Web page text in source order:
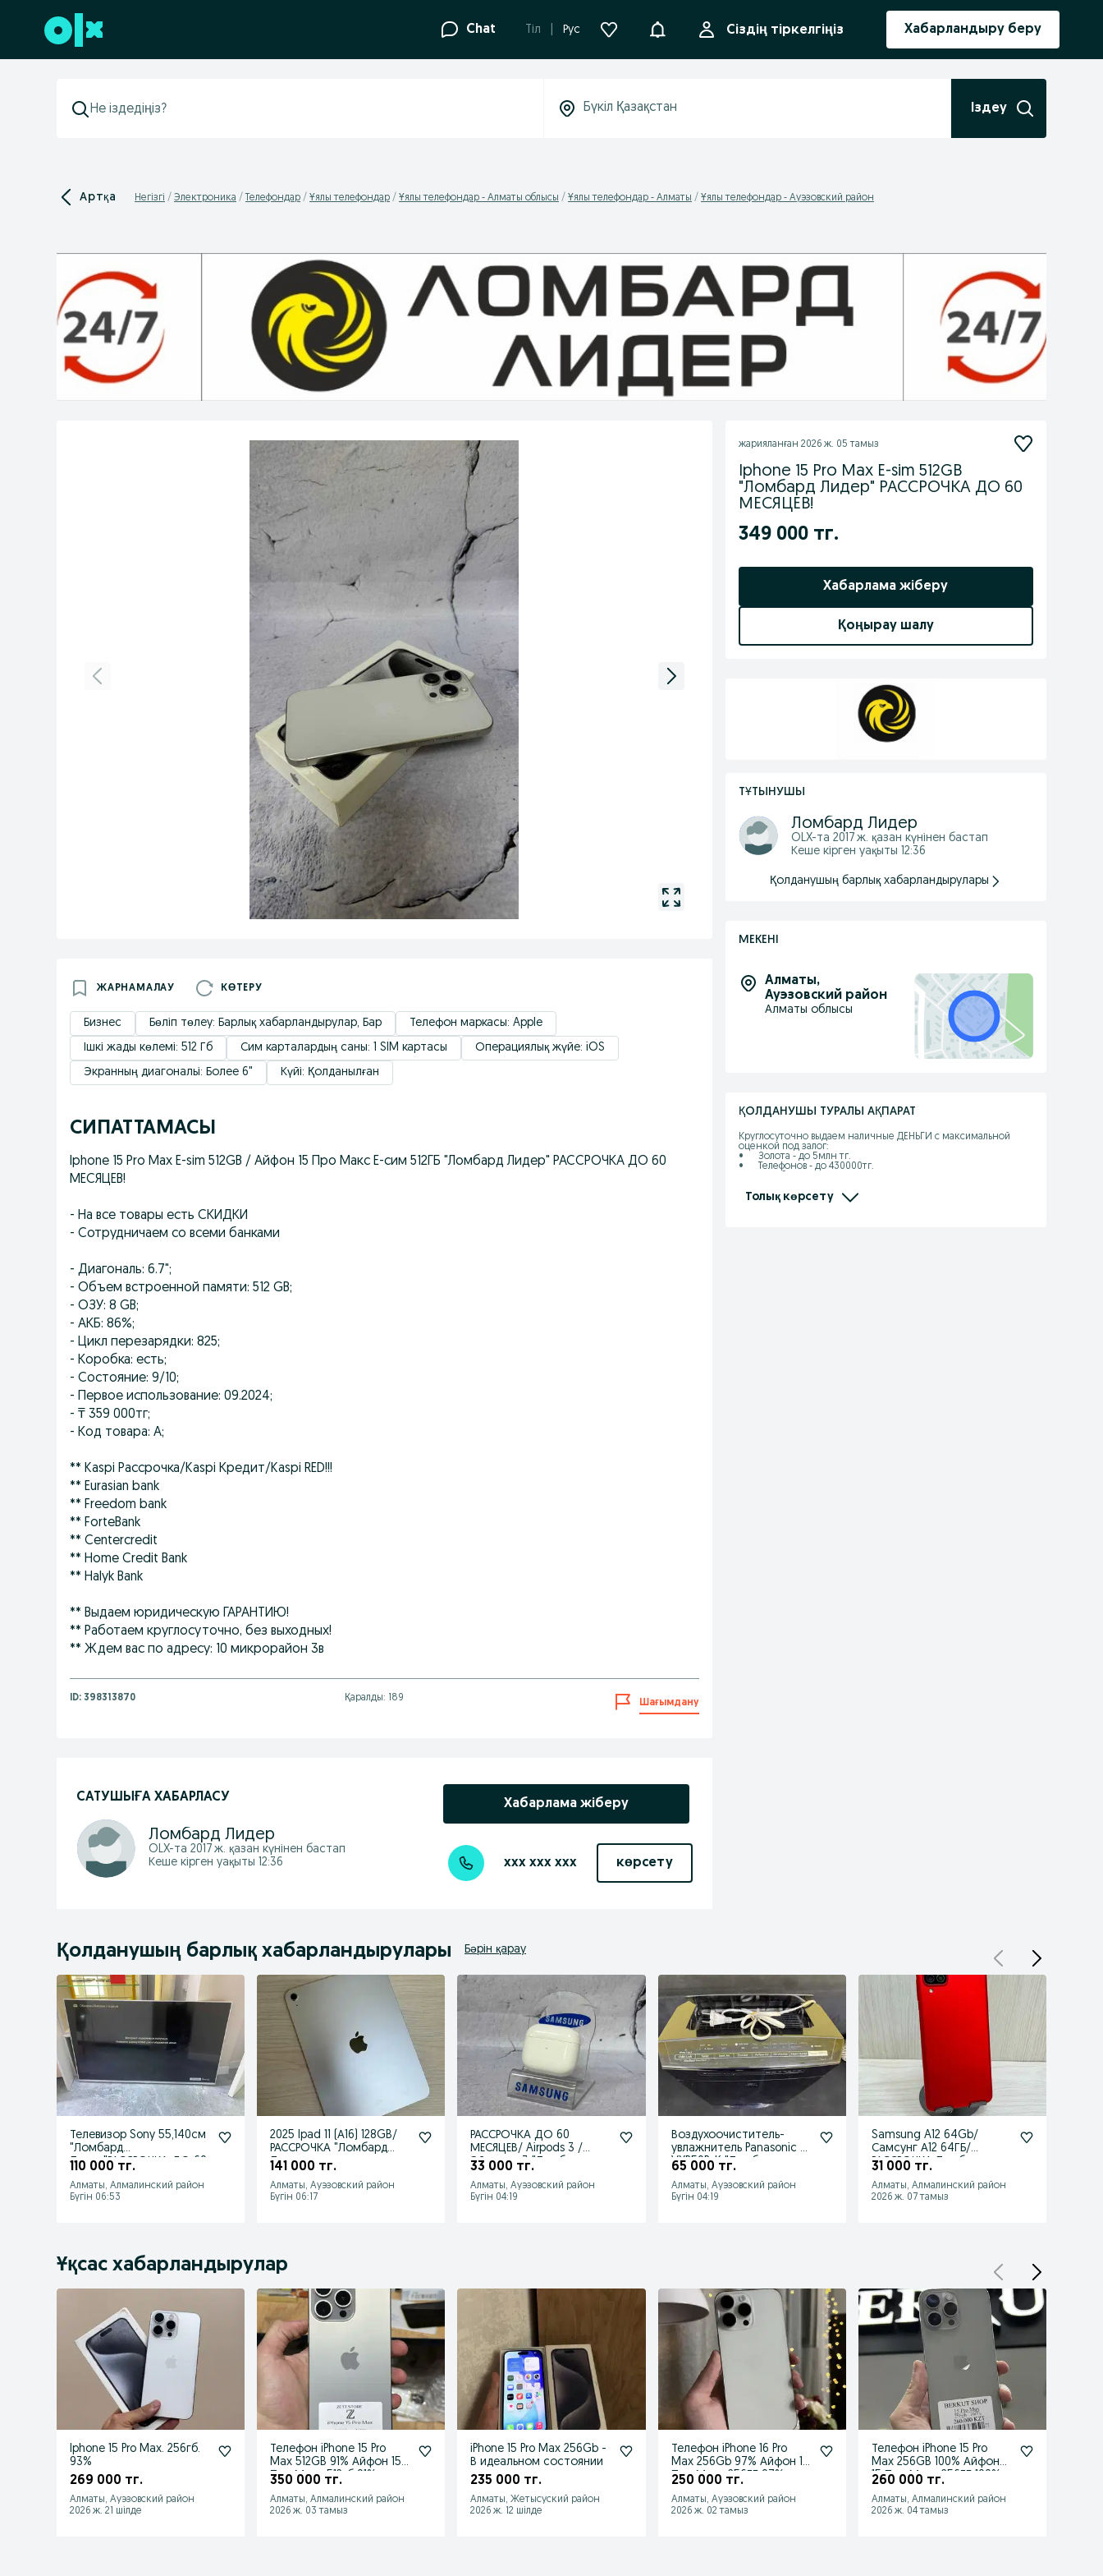
Төменгі деректемеге өту Chat Tіл Рус АқпараттандыруСіздің тіркелгіңіз Хабарландыру беру
Іздеу
Артқа Негізгі Электроника Телефондар Ұялы телефондар Ұялы телефондар - Алматы облысы Ұялы телефондар - Алматы Ұялы телефондар - Ауэзовский район
ЖАРНАМАЛАУ КӨТЕРУ
Бизнес Бөліп төлеу: Барлық хабарландырулар, Бар
Телефон маркасы: Apple
Ішкі жады көлемі: 512 Гб
Сим карталардың саны: 1 SIM картасы
Операциялық жүйе: iOS
Экранның диагональі: Более 6"
Күйі: Қолданылған
СИПАТТАМАСЫ
Iphone 15 Pro Max E-sim 512GB / Айфон 15 Про Макс Е-сим 512ГБ "Ломбард Лидер" РАССРОЧКА ДО 60
МЕСЯЦЕВ!
- На все товары есть СКИДКИ
- Сотрудничаем со всеми банками
- Диагональ: 6.7";
- Объем встроенной памяти: 512 GB;
- ОЗУ: 8 GB;
- АКБ: 86%;
- Цикл перезарядки: 825;
- Коробка: есть;
- Состояние: 9/10;
- Первое использование: 09.2024;
- ₸ 359 000тг;
- Код товара: А;
** Kaspi Рассрочка/Kaspi Кредит/Kaspi RED!!!
** Eurasian bank
** Freedom bank
** ForteBank
** Centercredit
** Home Credit Bank
** Halyk Bank
** Выдаем юридическую ГАРАНТИЮ!
** Работаем круглосуточно, без выходных!
** Ждем вас по адресу: 10 микрорайон 3в
ID: 398313870 Қаралды: 189 Шағымдану
САТУШЫҒА ХАБАРЛАСУ
Ломбард Лидер
OLX-та 2017 ж. қазан күнінен бастап
Кеше кірген уақыты 12:36
Хабарлама жіберу
xxx xxx xxx көрсету
жарияланған 2026 ж. 05 тамыз
Iphone 15 Pro Max E-sim 512GB
"Ломбард Лидер" РАССРОЧКА ДО 60
МЕСЯЦЕВ!
349 000 тг.
Хабарлама жіберу
Қоңырау шалу
ТҰТЫНУШЫ
Ломбард Лидер
OLX-та 2017 ж. қазан күнінен бастап
Кеше кірген уақыты 12:36
Қолданушың барлық хабарландырулары
МЕКЕНІ
Алматы,
Ауэзовский район
Алматы облысы
ҚОЛДАНУШЫ ТУРАЛЫ АҚПАРАТ
Круглосуточно выдаем наличные ДЕНЬГИ с максимальной
оценкой под залог:
•	Золота - до 5млн тг.
•	Телефонов - до 430000тг.
Толық көрсету
Қолданушың барлық хабарландырулары Бәрін қарау
Телевизор Sony 55,140см
"Ломбард
Лидер"РАССРОЧКА ДО 60
110 000 тг.
Алматы, Алмалинский район
Бүгін 06:53
2025 Ipad 11 (А16) 128GB/
РАССРОЧКА "Ломбард
Лидер
141 000 тг.
Алматы, Ауэзовский район
Бүгін 06:17
РАССРОЧКА ДО 60
МЕСЯЦЕВ/ Airpods 3 /
Эйрподс 3 "Ломбард
33 000 тг.
Алматы, Ауэзовский район
Бүгін 04:19
Воздухоочиститель-
увлажнитель Panasonic F-
VXR50R-K "Ломбард
65 000 тг.
Алматы, Ауэзовский район
Бүгін 04:19
Samsung A12 64Gb/
Самсунг А12 64ГБ/
РАССРОЧКА Ломбард
31 000 тг.
Алматы, Алмалинский район
2026 ж. 07 тамыз
Ұқсас хабарландырулар
Iphone 15 Pro Max. 256гб.
93%
269 000 тг.
Алматы, Ауэзовский район
2026 ж. 21 шілде
Телефон iPhone 15 Pro
Max 512GB 91% Айфон 15
Про Макс 512гб 91%
350 000 тг.
Алматы, Алмалинский район
2026 ж. 03 тамыз
iPhone 15 Pro Max 256Gb -
В идеальном состоянии
235 000 тг.
Алматы, Жетысуский район
2026 ж. 12 шілде
Телефон iPhone 16 Pro
Max 256Gb 97% Айфон 16
Про Макс 256ГБ 97%
250 000 тг.
Алматы, Ауэзовский район
2026 ж. 02 тамыз
Телефон iPhone 15 Pro
Max 256GB 100% Айфон
15 Про Макс 256ГБ 100%
260 000 тг.
Алматы, Алмалинский район
2026 ж. 04 тамыз